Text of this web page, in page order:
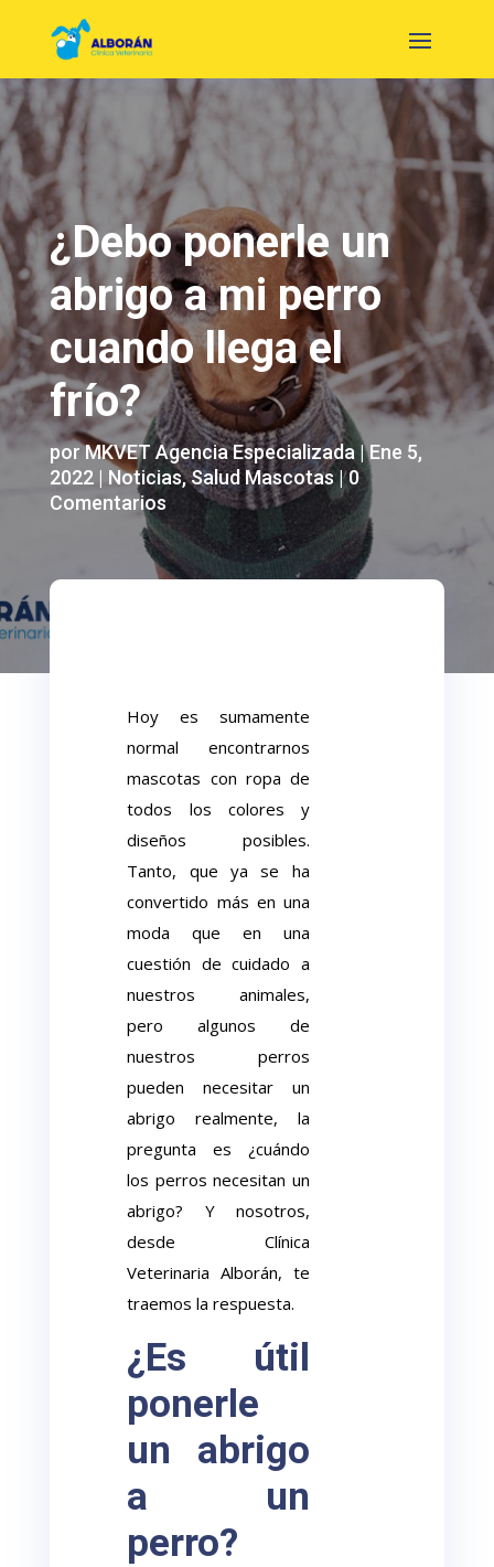
¿Debo ponerle un
abrigo a mi perro
cuando llega el
frío?
porMKVET Agencia Especializada |Ene 5,
2022| Noticias,Salud Mascotas|0
Comentarios
Hoy es sumamente
normal encontrarnos
mascotas con ropa de
todos los colores y
diseños posibles.
Tanto, que ya se ha
convertido más en una
moda que en una
cuestión de cuidado a
nuestros animales,
pero algunos de
nuestros perros
pueden necesitar un
abrigo realmente, la
pregunta es ¿cuándo
los perros necesitan un
abrigo? Y nosotros,
desde Clínica
Veterinaria Alborán, te
traemos la respuesta.
¿Es útil
ponerle
un abrigo
a un
perro?